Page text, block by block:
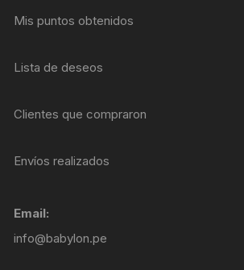
Mis puntos obtenidos
Lista de deseos
Clientes que compraron
Envíos realizados
Email:
info@babylon.pe